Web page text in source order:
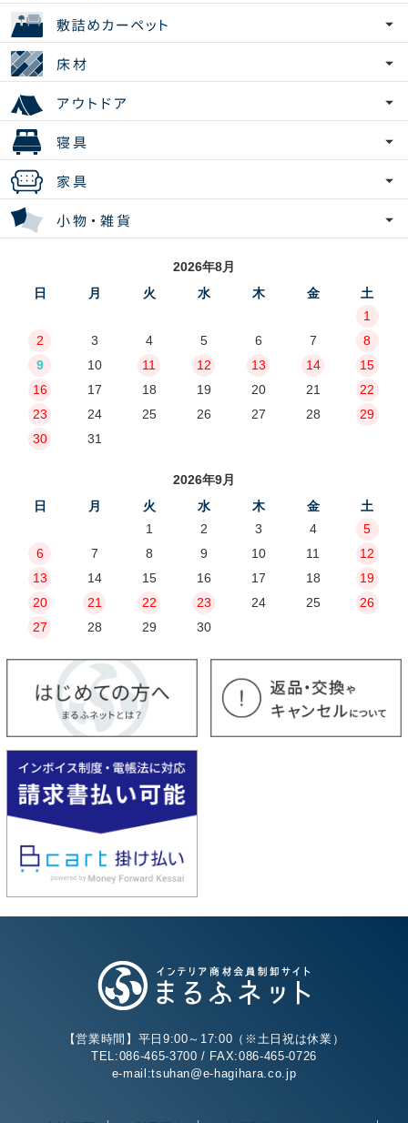
2026年8月
日
月 火 水 木 金
土
1
2
3 4 5 6 7
8
9
10 11 12 13 14
15
16
17 18 19 20 21
22
23
24 25 26 27 28
29
30
31
2026年9月
日
月 火 水 木 金
土
1
2 3 4
5
6
7 8 9 10 11
12
13
14 15 16 17 18
19
20
21 22 23 24 25
26
27
28 29 30
【営業時間】平日9:00～17:00（※土日祝は休業）
TEL:086-465-3700 / FAX:086-465-0726
e-mail:tsuhan@e-hagihara.co.jp